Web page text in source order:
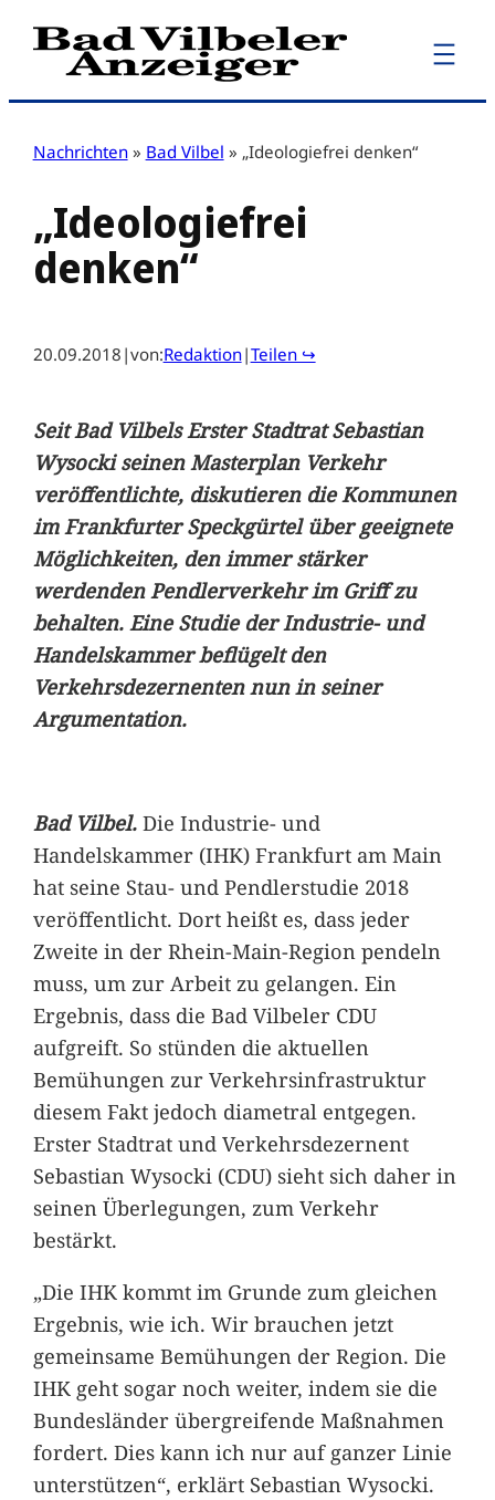
Zum
Inhalt
Nachrichten » Bad Vilbel » „Ideologiefrei denken“
„Ideologiefrei
denken“
20.09.2018 |von:Redaktion|Teilen ↪
Seit Bad Vilbels Erster Stadtrat Sebastian
Wysocki seinen Masterplan Verkehr
veröffentlichte, diskutieren die Kommunen
im Frankfurter Speckgürtel über geeignete
Möglichkeiten, den immer stärker
werdenden Pendlerverkehr im Griff zu
behalten. Eine Studie der Industrie- und
Handelskammer beflügelt den
Verkehrsdezernenten nun in seiner
Argumentation.
Bad Vilbel. Die Industrie- und
Handelskammer (IHK) Frankfurt am Main
hat seine Stau- und Pendlerstudie 2018
veröffentlicht. Dort heißt es, dass jeder
Zweite in der Rhein-Main-Region pendeln
muss, um zur Arbeit zu gelangen. Ein
Ergebnis, dass die Bad Vilbeler CDU
aufgreift. So stünden die aktuellen
Bemühungen zur Verkehrsinfrastruktur
diesem Fakt jedoch diametral entgegen.
Erster Stadtrat und Verkehrsdezernent
Sebastian Wysocki (CDU) sieht sich daher in
seinen Überlegungen, zum Verkehr
bestärkt.
„Die IHK kommt im Grunde zum gleichen
Ergebnis, wie ich. Wir brauchen jetzt
gemeinsame Bemühungen der Region. Die
IHK geht sogar noch weiter, indem sie die
Bundesländer übergreifende Maßnahmen
fordert. Dies kann ich nur auf ganzer Linie
unterstützen“, erklärt Sebastian Wysocki.